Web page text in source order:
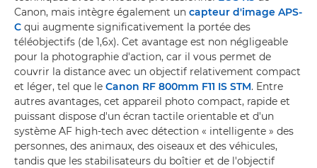
Canon, mais intègre également un capteur d'image APS-
C qui augmente significativement la portée des
téléobjectifs (de 1,6x). Cet avantage est non négligeable
pour la photographie d'action, car il vous permet de
couvrir la distance avec un objectif relativement compact
et léger, tel que le Canon RF 800mm F11 IS STM. Entre
autres avantages, cet appareil photo compact, rapide et
puissant dispose d'un écran tactile orientable et d'un
système AF high-tech avec détection « intelligente » des
personnes, des animaux, des oiseaux et des véhicules,
tandis que les stabilisateurs du boîtier et de l'objectif